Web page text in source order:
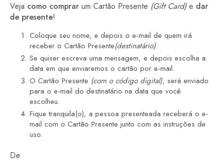
Veja como comprar um Cartão Presente (Gift Card)e dar
de presente!
Coloque seu nome, e depois o e-mail de quem irá
receber o Cartão Presente(destinatário).
Se quiser escreva uma mensagem, e depois escolha a
data em que enviaremos o cartão por e-mail.
O Cartão Presente (com o código digital), será enviado
para o e-mail do destinatário na data que você
escolheu.
Fique tranquila(o), a pessoa presenteada receberá o e-
mail com o Cartão Presente junto com as instruções de
uso.
De